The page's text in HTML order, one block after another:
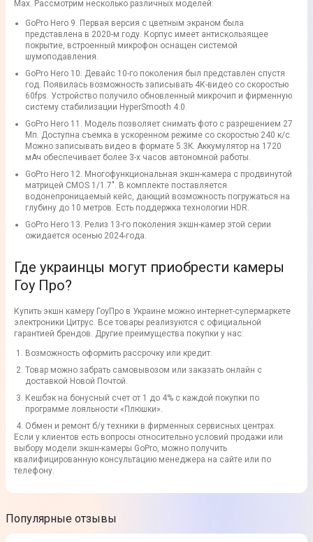
Max. Рассмотрим несколько различных моделей:
GoPro Hero 9. Первая версия с цветным экраном была
представлена в 2020-м году. Корпус имеет антискользящее
покрытие, встроенный микрофон оснащен системой
шумоподавления.
GoPro Hero 10. Девайс 10-го поколения был представлен спустя
год. Появилась возможность записывать 4К-видео со скоростью
60fps. Устройство получило обновленный микрочип и фирменную
систему стабилизации HyperSmooth 4.0.
GoPro Hero 11. Модель позволяет снимать фото с разрешением 27
Мп. Доступна съемка в ускоренном режиме со скоростью 240 к/с.
Можно записывать видео в формате 5.3K. Аккумулятор на 1720
мАч обеспечивает более 3-х часов автономной работы.
GoPro Hero 12. Многофункциональная экшн-камера с продвинутой
матрицей CMOS 1/1.7". В комплекте поставляется
водонепроницаемый кейс, дающий возможность погружаться на
глубину до 10 метров. Есть поддержка технологии HDR.
GoPro Hero 13. Релиз 13-го поколения экшн-камер этой серии
ожидается осенью 2024-года.
Где украинцы могут приобрести камеры
Гоу Про?
Купить экшн камеру ГоуПро в Украине можно интернет-супермаркете
электроники Цитрус. Все товары реализуются с официальной
гарантией брендов. Другие преимущества покупки у нас:
Возможность оформить рассрочку или кредит.
Товар можно забрать самовывозом или заказать онлайн с
доставкой Новой Почтой.
Кешбэк на бонусный счет от 1 до 4% с каждой покупки по
программе лояльности «Плюшки».
Обмен и ремонт б/у техники в фирменных сервисных центрах.
Если у клиентов есть вопросы относительно условий продажи или
выбору модели экшн-камеры GoPro, можно получить
квалифицированную консультацию менеджера на сайте или по
телефону.
Популярные отзывы